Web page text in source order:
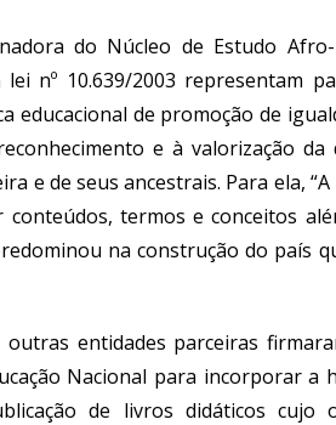
do Núcleo de Estudo
nº 10.639/2003 representam
educacional de promoção de
e à valorização da
e de seus ancestrais. Para ela,
termos e conceitos
na construção do país
entidades parceiras
Nacional para incorporar
de livros didáticos cujo